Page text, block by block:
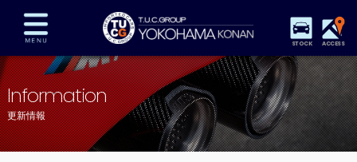
STOCK ACCESS
在庫車両情報 保証&サービス パーツリスト
TUCとは？ 店舗情報 アクセスマップ
全国納車 特別作業 注文販売
Information
更新情報